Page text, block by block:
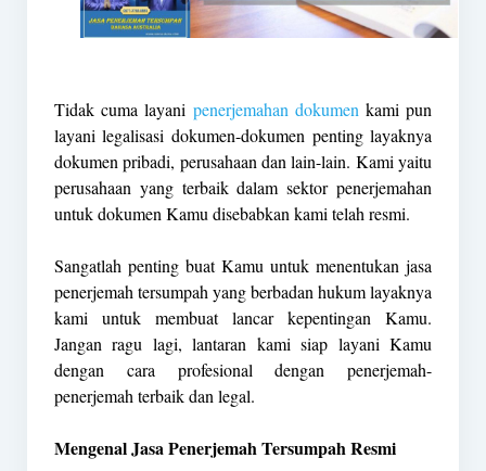
Tidak cuma layani penerjemahan dokumen kami pun
layani legalisasi dokumen-dokumen penting layaknya
dokumen pribadi, perusahaan dan lain-lain. Kami yaitu
perusahaan yang terbaik dalam sektor penerjemahan
untuk dokumen Kamu disebabkan kami telah resmi.
Sangatlah penting buat Kamu untuk menentukan jasa
penerjemah tersumpah yang berbadan hukum layaknya
kami untuk membuat lancar kepentingan Kamu.
Jangan ragu lagi, lantaran kami siap layani Kamu
dengan cara profesional dengan penerjemah-
penerjemah terbaik dan legal.
Mengenal Jasa Penerjemah Tersumpah Resmi